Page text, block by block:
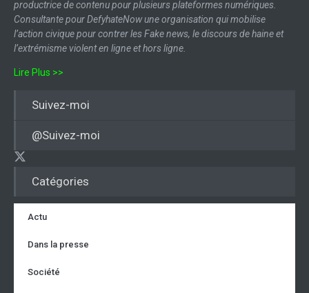
Catégories
Actu
Dans la presse
Société
productrice de contenu pour plusieurs plateformes numériques.
Consultante pour DefyhateNow une organisation qui mobilise
l’action civique pour contrer les Fake news, le discours de haine et
l’extrémisme violent en ligne et hors ligne.
Lire Plus >>
Suivez-moi
@Suivez-moi